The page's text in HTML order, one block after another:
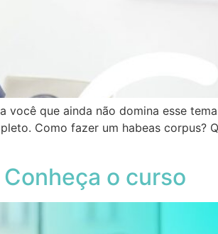
que ainda não domina esse
Como fazer um habeas corpus?
o curso